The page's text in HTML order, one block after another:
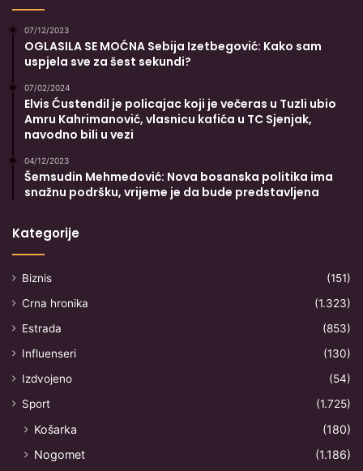
07/12/2023
OGLASILA SE MOĆNA Sebija Izetbegović: Kako sam
uspjela sve za šest sekundi?
07/02/2024
Elvis Ćustendil je policajac koji je večeras u Tuzli ubio
Amru Kahrimanović, vlasnicu kafića u TC Sjenjak,
navodno bili u vezi
04/12/2023
Šemsudin Mehmedović: Nova bosanska politika ima
snažnu podršku, vrijeme je da bude predstavljena
Kategorije
Biznis
(151)
Crna hronika
(1.323)
Estrada
(853)
Influenseri
(130)
Izdvojeno
(54)
Sport
(1.725)
Košarka
(180)
Nogomet
(1.186)